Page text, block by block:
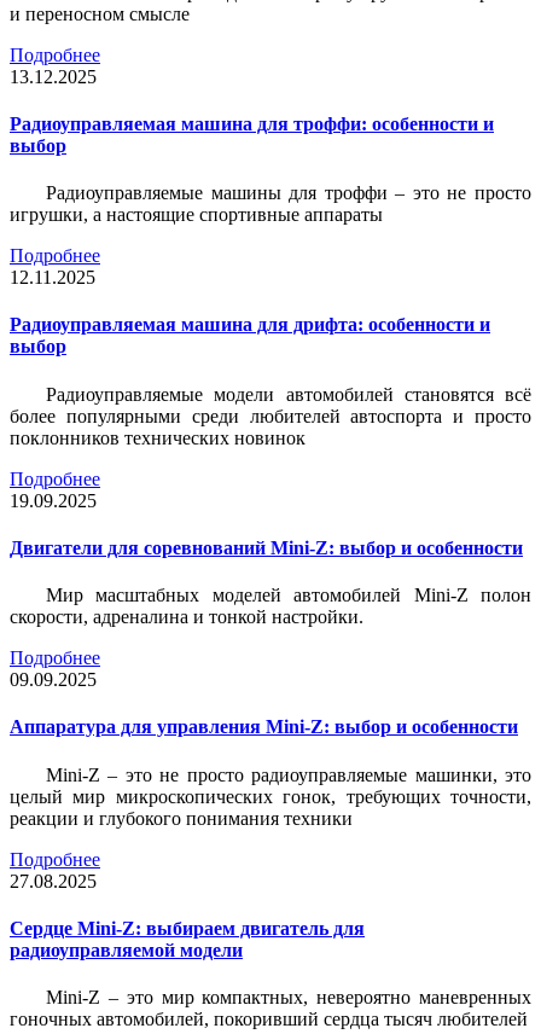
и переносном смысле
Подробнее
13.12.2025
Радиоуправляемая машина для троффи: особенности и
выбор
Радиоуправляемые машины для троффи – это не просто
игрушки, а настоящие спортивные аппараты
Подробнее
12.11.2025
Радиоуправляемая машина для дрифта: особенности и
выбор
Радиоуправляемые модели автомобилей становятся всё
более популярными среди любителей автоспорта и просто
поклонников технических новинок
Подробнее
19.09.2025
Двигатели для соревнований Mini-Z: выбор и особенности
Мир масштабных моделей автомобилей Mini-Z полон
скорости, адреналина и тонкой настройки.
Подробнее
09.09.2025
Аппаратура для управления Mini-Z: выбор и особенности
Mini-Z – это не просто радиоуправляемые машинки, это
целый мир микроскопических гонок, требующих точности,
реакции и глубокого понимания техники
Подробнее
27.08.2025
Сердце Mini-Z: выбираем двигатель для
радиоуправляемой модели
Mini-Z – это мир компактных, невероятно маневренных
гоночных автомобилей, покоривший сердца тысяч любителей